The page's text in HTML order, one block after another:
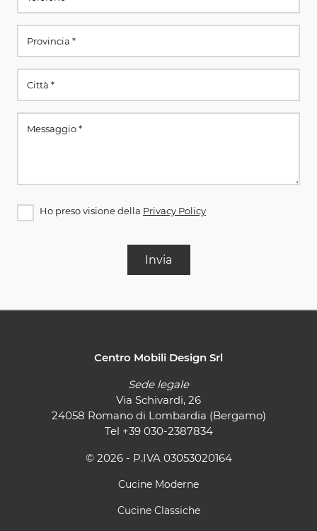
Ho preso visione della Privacy Policy
Invia
Centro Mobili Design Srl
Sede legale
Via Schivardi, 26
24058 Romano di Lombardia (Bergamo)
Tel +39 030-2387834
© 2026 - P.IVA 03053020164
Cucine Moderne
Cucine Classiche